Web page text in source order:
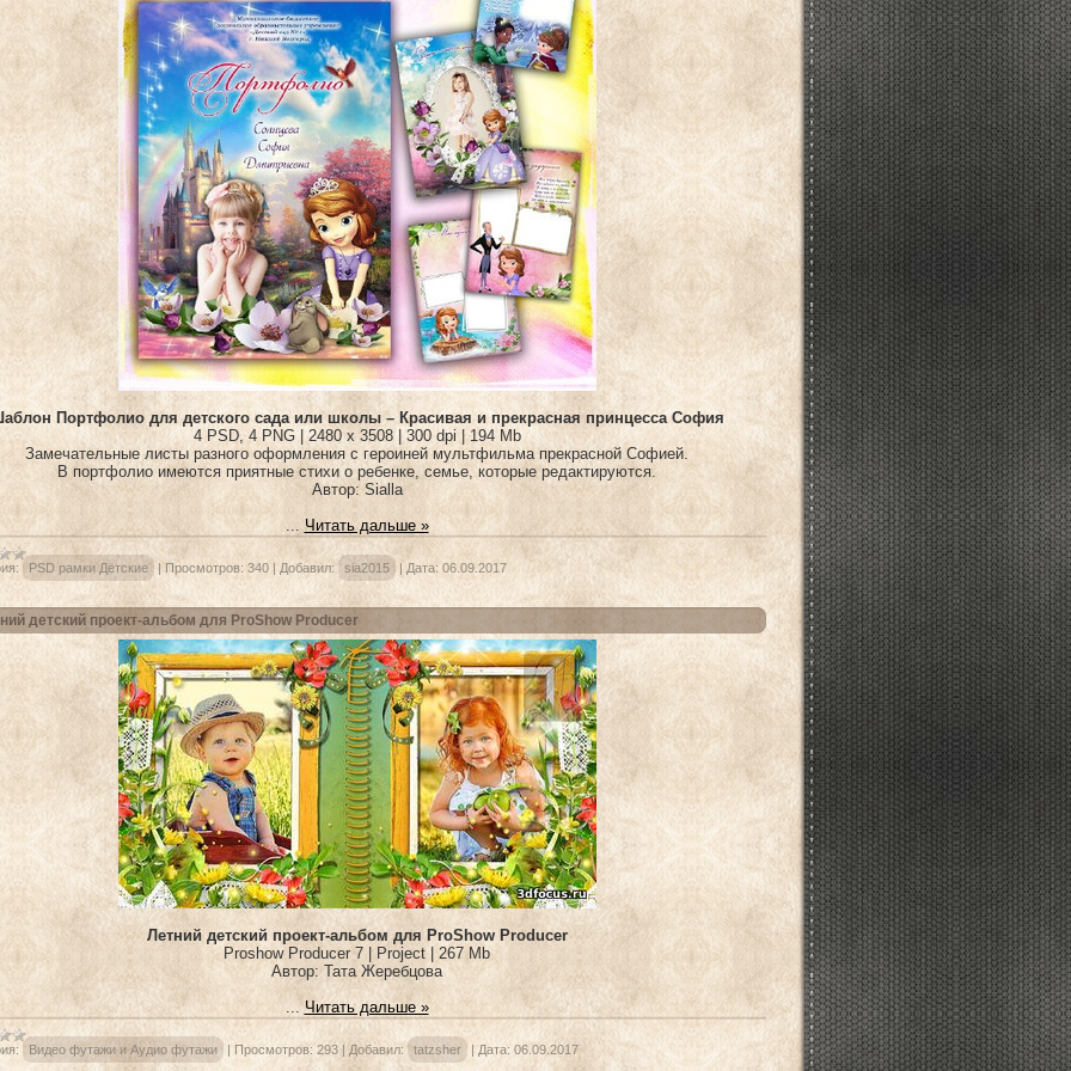
Портфолио для детского сада или школы – Красивая и прекрасная принцесса София
4 PSD, 4 PNG | 2480 x 3508 | 300 dpi | 194 Mb
Замечательные листы разного оформления с героиней мультфильма прекрасной Софией.
В портфолио имеются приятные стихи о ребенке, семье, которые редактируются.
Автор: Sialla
... Читать дальше »
PSD рамки Детские |Просмотров: 340 | Добавил: sia2015 | Дата: 06.09.2017
детский проект-альбом для ProShow Producer
Летний детский проект-альбом для ProShow Producer
Proshow Producer 7 | Project | 267 Mb
Автор: Тата Жеребцова
...Читать дальше »
Видео футажи и Аудио футажи | Просмотров: 293 | Добавил: tatzsher | Дата: 06.09.2017